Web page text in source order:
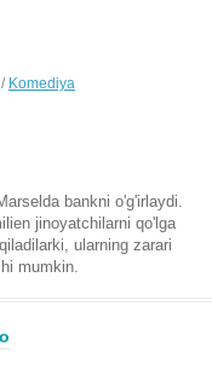
/ Komediya
bankni o'g'irlaydi.
jinoyatchilarni qo'lga
ularning zarari
mumkin.